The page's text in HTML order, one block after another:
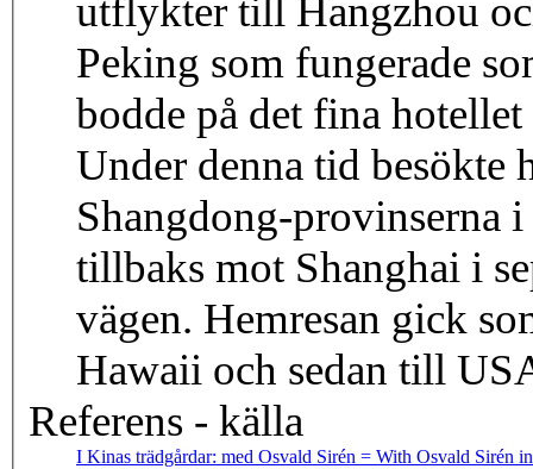
utflykter till Hangzhou
Peking som fungerade
bodde på det fina
Under denna tid besökte
Shangdong-provinserna
tillbaks mot Shanghai i
vägen. Hemresan gick
Hawaii och sedan till
Referens - källa
I Kinas trädgårdar: med Osvald Sirén = With Osvald Sirén